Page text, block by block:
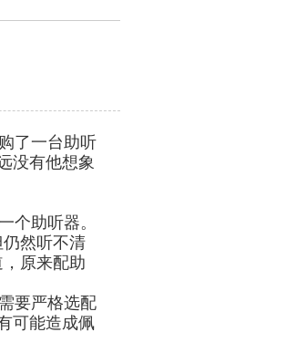
了一台助听
没有他想象
个助听器。
然听不清
原来配助
要严格选配
可能造成佩